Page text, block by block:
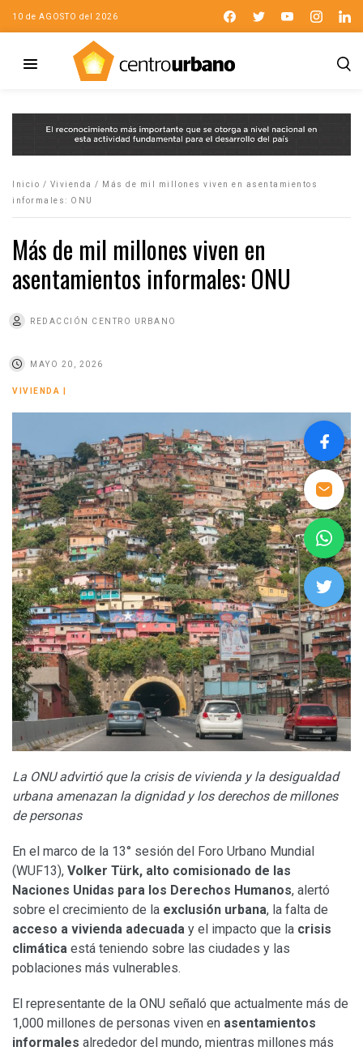
10 de AGOSTO del 2026
Inicio / Vivienda /
Más de mil millones viven en asentamientos
informales: ONU
Más de mil millones viven en
asentamientos informales: ONU
REDACCIÓN CENTRO URBANO
MAYO 20, 2026
VIVIENDA
La ONU advirtió que la crisis de vivienda y la desigualdad
urbana amenazan la dignidad y los derechos de millones
de personas
En el marco de la 13° sesión del Foro Urbano Mundial
(WUF13), Volker Türk, alto comisionado de las
Naciones Unidas para los Derechos Humanos, alertó
sobre el crecimiento de la exclusión urbana, la falta de
acceso a vivienda adecuada y el impacto que la crisis
climática está teniendo sobre las ciudades y las
poblaciones más vulnerables.
El representante de la ONU señaló que actualmente más de
1,000 millones de personas viven en asentamientos
informales alrededor del mundo, mientras millones más